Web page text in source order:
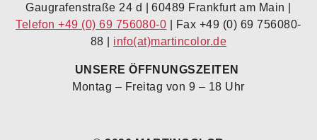
Gaugrafenstraße 24 d | 60489 Frankfurt am Main |
Telefon +49 (0) 69 756080-0 | Fax +49 (0) 69 756080-
88 | info(at)martincolor.de
UNSERE ÖFFNUNGSZEITEN
Montag – Freitag von 9 – 18 Uhr